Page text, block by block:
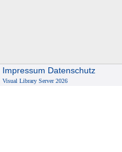
Impressum Datenschutz
Visual Library Server 2026